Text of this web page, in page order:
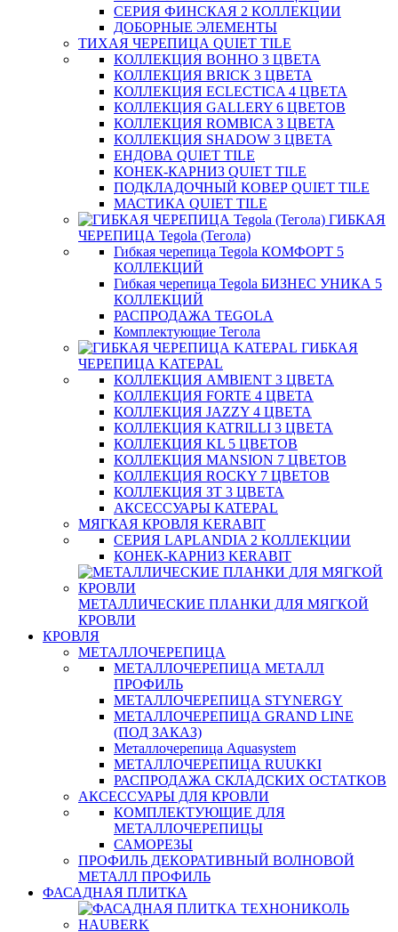
СЕРИЯ ФИНСКАЯ 2 КОЛЛЕКЦИИ
ДОБОРНЫЕ ЭЛЕМЕНТЫ
ТИХАЯ ЧЕРЕПИЦА QUIET TILE
КОЛЛЕКЦИЯ BOHHO 3 ЦВЕТА
КОЛЛЕКЦИЯ BRICK 3 ЦВЕТА
КОЛЛЕКЦИЯ ECLECTICA 4 ЦВЕТА
КОЛЛЕКЦИЯ GALLERY 6 ЦВЕТОВ
КОЛЛЕКЦИЯ ROMBICA 3 ЦВЕТА
КОЛЛЕКЦИЯ SHADOW 3 ЦВЕТА
ЕНДОВА QUIET TILE
КОНЕК-КАРНИЗ QUIET TILE
ПОДКЛАДОЧНЫЙ КОВЕР QUIET TILE
МАСТИКА QUIET TILE
ГИБКАЯ
ЧЕРЕПИЦА Tegola (Тегола)
Гибкая черепица Tegola КОМФОРТ 5
КОЛЛЕКЦИЙ
Гибкая черепица Tegola БИЗНЕС УНИКА 5
КОЛЛЕКЦИЙ
РАСПРОДАЖА TEGOLA
Комплектующие Тегола
ГИБКАЯ
ЧЕРЕПИЦА KATEPAL
КОЛЛЕКЦИЯ AMBIENT 3 ЦВЕТА
КОЛЛЕКЦИЯ FORTE 4 ЦВЕТА
КОЛЛЕКЦИЯ JAZZY 4 ЦВЕТА
КОЛЛЕКЦИЯ KATRILLI 3 ЦВЕТА
КОЛЛЕКЦИЯ KL 5 ЦВЕТОВ
КОЛЛЕКЦИЯ MANSION 7 ЦВЕТОВ
КОЛЛЕКЦИЯ ROCKY 7 ЦВЕТОВ
КОЛЛЕКЦИЯ ЗТ 3 ЦВЕТА
АКСЕССУАРЫ KATEPAL
МЯГКАЯ КРОВЛЯ KERABIT
СЕРИЯ LAPLANDIA 2 КОЛЛЕКЦИИ
КОНЕК-КАРНИЗ KERABIT
МЕТАЛЛИЧЕСКИЕ ПЛАНКИ ДЛЯ МЯГКОЙ
КРОВЛИ
КРОВЛЯ
МЕТАЛЛОЧЕРЕПИЦА
МЕТАЛЛОЧЕРЕПИЦА МЕТАЛЛ
ПРОФИЛЬ
МЕТАЛЛОЧЕРЕПИЦА STYNERGY
МЕТАЛЛОЧЕРЕПИЦА GRAND LINE
(ПОД ЗАКАЗ)
Металлочерепица Aquasystem
МЕТАЛЛОЧЕРЕПИЦА RUUKKI
РАСПРОДАЖА СКЛАДСКИХ ОСТАТКОВ
АКСЕССУАРЫ ДЛЯ КРОВЛИ
КОМПЛЕКТУЮЩИЕ ДЛЯ
МЕТАЛЛОЧЕРЕПИЦЫ
САМОРЕЗЫ
ПРОФИЛЬ ДЕКОРАТИВНЫЙ ВОЛНОВОЙ
МЕТАЛЛ ПРОФИЛЬ
ФАСАДНАЯ ПЛИТКА